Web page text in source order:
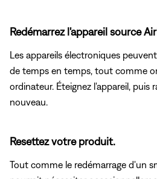
Redémarrez l'appareil source
Les appareils électroniques
de temps en temps, tout comme
ordinateur. Éteignez l'appareil, puis
nouveau.
Resettez votre produit.
Tout comme le redémarrage d'un